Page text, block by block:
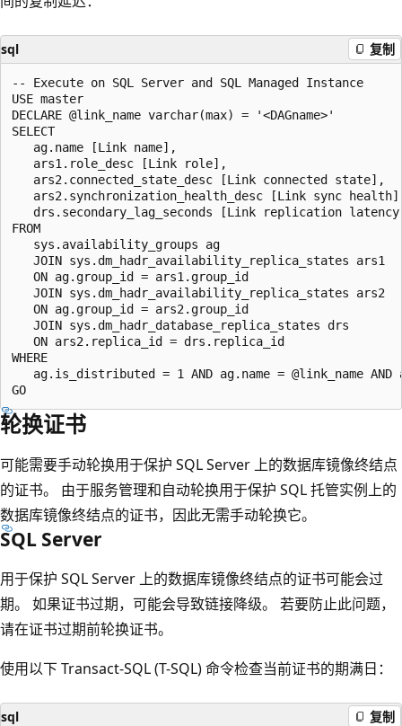
sql 复制
-- Execute on SQL Server and SQL Managed Instance
USE master
DECLARE @link_name varchar(max) = '<DAGname>'
SELECT
   ag.name [Link name],
   ars1.role_desc [Link role],
   ars2.connected_state_desc [Link connected state],
ars2.synchronization_health_desc [Link sync
drs.secondary_lag_seconds [Link replication
FROM
   sys.availability_groups ag
   JOIN sys.dm_hadr_availability_replica_states ars1
   ON ag.group_id = ars1.group_id
   JOIN sys.dm_hadr_availability_replica_states ars2
   ON ag.group_id = ars2.group_id
   JOIN sys.dm_hadr_database_replica_states drs
   ON ars2.replica_id = drs.replica_id
WHERE
ag.is_distributed = 1 AND ag.name = @link_name AND
轮换证书
可能需要手动轮换用于保护 SQL Server 上的数据库镜像终结点
的证书。 由于服务管理和自动轮换用于保护 SQL 托管实例上的
数据库镜像终结点的证书，因此无需手动轮换它。
SQL Server
用于保护 SQL Server 上的数据库镜像终结点的证书可能会过
期。 如果证书过期，可能会导致链接降级。 若要防止此问题，
请在证书过期前轮换证书。
使用以下 Transact-SQL (T-SQL) 命令检查当前证书的期满日：
sql 复制